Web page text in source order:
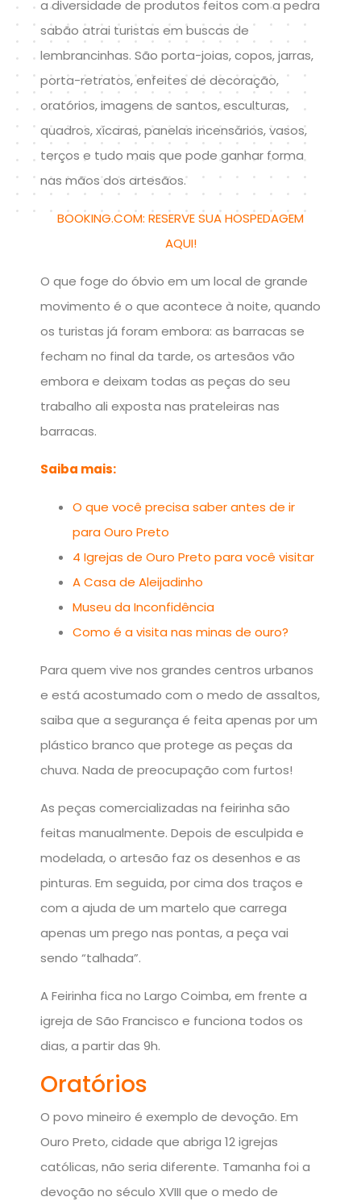
a diversidade de produtos feitos com a pedra
sabão atrai turistas em buscas de
lembrancinhas. São porta-joias, copos, jarras,
porta-retratos, enfeites de decoração,
oratórios, imagens de santos, esculturas,
quadros, xícaras, panelas incensários, vasos,
terços e tudo mais que pode ganhar forma
nas mãos dos artesãos.
BOOKING.COM: RESERVE SUA HOSPEDAGEM
AQUI!
O que foge do óbvio em um local de grande
movimento é o que acontece à noite, quando
os turistas já foram embora: as barracas se
fecham no final da tarde, os artesãos vão
embora e deixam todas as peças do seu
trabalho ali exposta nas prateleiras nas
barracas.
Saiba mais:
O que você precisa saber antes de ir
para Ouro Preto
4 Igrejas de Ouro Preto para você visitar
A Casa de Aleijadinho
Museu da Inconfidência
Como é a visita nas minas de ouro?
Para quem vive nos grandes centros urbanos
e está acostumado com o medo de assaltos,
saiba que a segurança é feita apenas por um
plástico branco que protege as peças da
chuva. Nada de preocupação com furtos!
As peças comercializadas na feirinha são
feitas manualmente. Depois de esculpida e
modelada, o artesão faz os desenhos e as
pinturas. Em seguida, por cima dos traços e
com a ajuda de um martelo que carrega
apenas um prego nas pontas, a peça vai
sendo “talhada”.
A Feirinha fica no Largo Coimba, em frente a
igreja de São Francisco e funciona todos os
dias, a partir das 9h.
Oratórios
O povo mineiro é exemplo de devoção. Em
Ouro Preto, cidade que abriga 12 igrejas
católicas, não seria diferente. Tamanha foi a
devoção no século XVIII que o medo de